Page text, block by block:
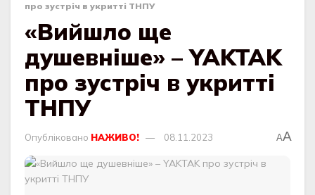
про зустріч в укритті ТНПУ
«Вийшло ще
душевніше» – YAKTAK
про зустріч в укритті
ТНПУ
Опубліковано НАЖИВО! 08.11.2023 AA